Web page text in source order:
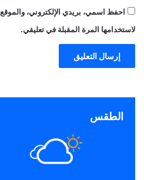
احفظ اسمي، بريدي الإلكتروني،
لاستخدامها المرة المقبلة في تعليقي.
الطقس